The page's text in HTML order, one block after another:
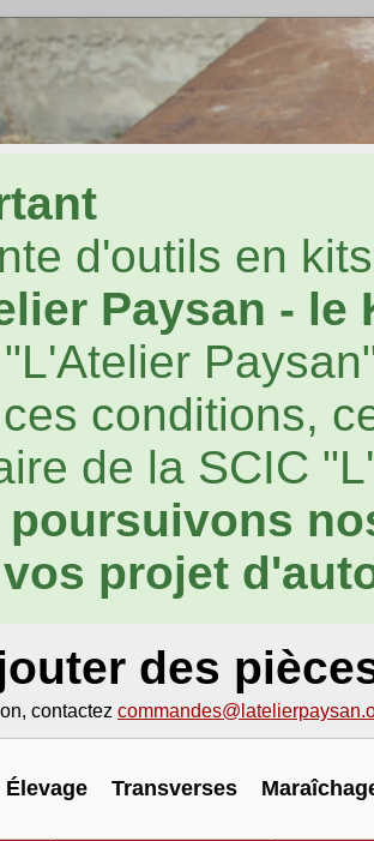
d'outils en
Paysan - le
conditions,
de la SCIC
poursuivons
projet
des
contactez
Élevage Transverses